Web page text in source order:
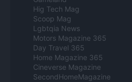
Hig Tech Mag
Scoop Mag
Lgbtqia News
Motors Magazine 365
Day Travel 365
Home Magazine 365
Cineverse Magazine
SecondHomeMagazine